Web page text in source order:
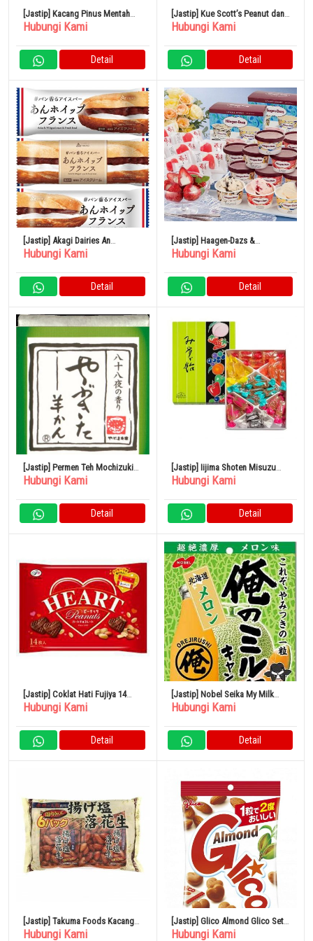
[Jastip] Kacang Pinus Mentah
Kacang Osawa 30g Set isi 5
Hubungi Kami
Detail
[Jastip] Kue Scott’s Peanut dan
Pretzel Putih 1 Pound
Hubungi Kami
Detail
[Jastip] Akagi Dairies An
Whipped French 75ml x 24
Hubungi Kami
Detail
[Jastip] Haagen-Dazs &
Strawberry Ice A-HGR
Hubungi Kami
Detail
[Jastip] Permen Teh Mochizuki
Honpo Hitokuchi Yokan
Hubungi Kami
Detail
[Jastip] Iijima Shoten Misuzu
Candy Box 460gr 1 Kotak
Hubungi Kami
Detail
[Jastip] Coklat Hati Fujiya 14
Kantong Kacang x 15
Hubungi Kami
Detail
[Jastip] Nobel Seika My Milk
Hokkaido Melon 80g
Hubungi Kami
Detail
[Jastip] Takuma Foods Kacang
Asin Goreng 80 Bungkus
Hubungi Kami
[Jastip] Glico Almond Glico Set
77 Buah
Hubungi Kami